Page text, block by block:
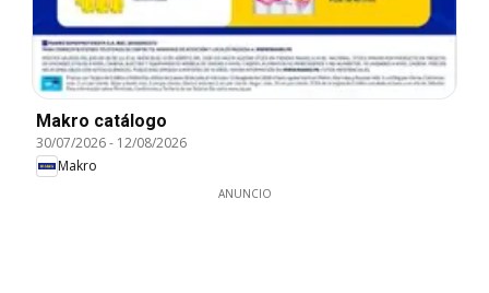
Makro catálogo
30/07/2026- 12/08/2026
Makro
ANUNCIO